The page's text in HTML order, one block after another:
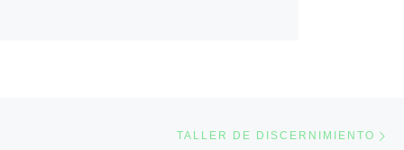
TALLER DE DISCERNIMIENTO